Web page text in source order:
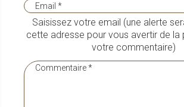
Saisissez votre email (une alerte
cette adresse pour vous avertir de la
votre commentaire)